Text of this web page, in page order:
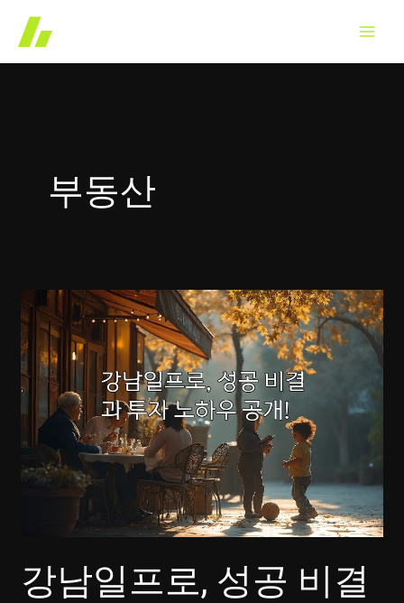
츠
부동산
강남일프로, 성공 비결